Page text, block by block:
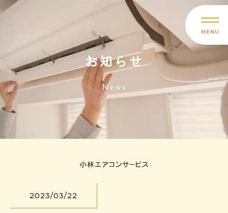
MENU
お知らせ
News
2023/03/22